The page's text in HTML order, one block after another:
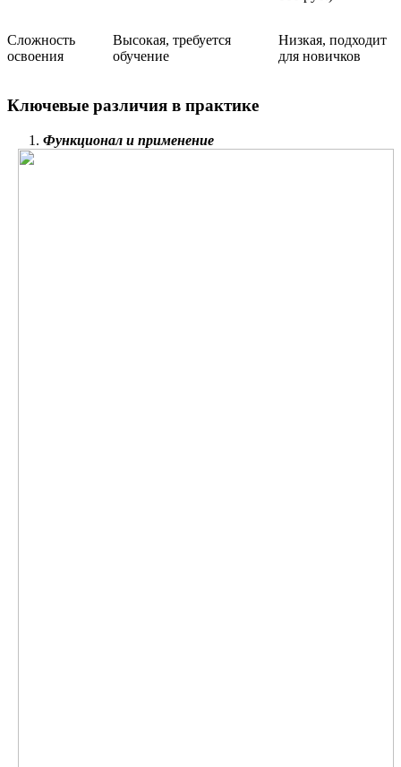
Сложность
освоения
Высокая, требуется
обучение
Низкая, подходит
для новичков
Ключевые различия в практике
Функционал и применение